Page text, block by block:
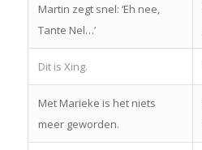
Martin zegt snel: ‘Eh nee,
Tante Nel…’
Dit is Xing.
Met Marieke is het niets
meer geworden.